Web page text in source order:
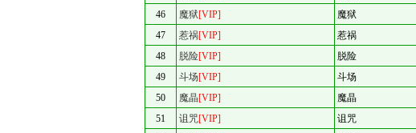
46
魔狱[VIP] 魔狱
47
惹祸[VIP] 惹祸
48
脱险[VIP] 脱险
49
斗场[VIP] 斗场
50
魔晶[VIP] 魔晶
51
诅咒[VIP] 诅咒